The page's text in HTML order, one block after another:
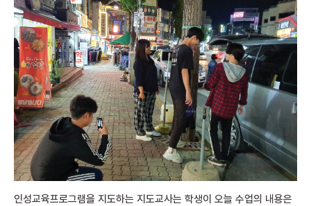
인성교육프로그램을 지도하는 지도교사는 학생이 오늘 수업의 내용은